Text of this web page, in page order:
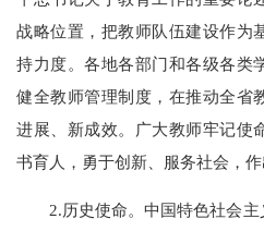
战略位置，把教师队伍建设作为
持力度。各地各部门和各级各类
健全教师管理制度，在推动全省
进展、新成效。广大教师牢记使
书育人，勇于创新、服务社会，作
2.历史使命。中国特色社会主